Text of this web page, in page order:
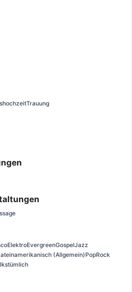
Trauung
ElektroEvergreenGospelJazz
(Allgemein)PopRock